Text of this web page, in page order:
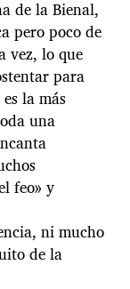
de la Bienal,
pero poco de
vez, lo que
para
la más
una
feo» y
ni mucho
de la